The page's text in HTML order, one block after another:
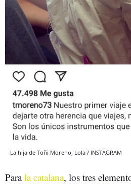
La hija de Toñi Moreno, Lola / INSTAGRAM
Parala catalana, los tres